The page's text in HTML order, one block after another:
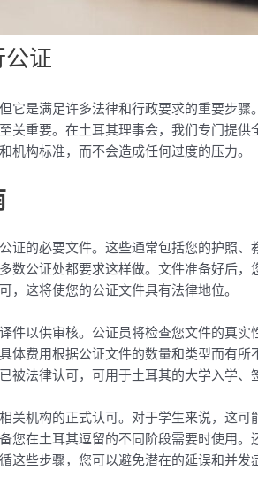
证
它是满足许多法律和行政要求的重要步
关重要。在土耳其理事会，我们专门提
构标准，而不会造成任何过度的压力。
证的必要文件。这些通常包括您的护照
数公证处都要求这样做。文件准备好后
这将使您的公证文件具有法律地位。
件以供审核。公证员将检查您文件的真
体费用根据公证文件的数量和类型而有
法律认可，可用于土耳其的大学入学、
关机构的正式认可。对于学生来说，这
您在土耳其逗留的不同阶段需要时使用
些步骤，您可以避免潜在的延误和并